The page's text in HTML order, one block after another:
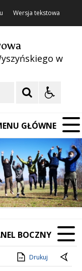
Wersja tekstowa
w
GŁÓWNE
BOCZNY
Drukuj